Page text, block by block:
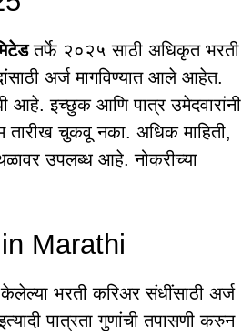
तर्फे २०२५ साठी अधिकृत भरती
अर्ज मागविण्यात आले आहेत.
आहे. इच्छुक आणि पात्र उमेदवारांनी
तारीख चुकवू नका. अधिक माहिती,
उपलब्ध आहे. नोकरीच्या
Marathi
भरती करिअर संधींसाठी अर्ज
पात्रता गुणांची तपासणी करुन